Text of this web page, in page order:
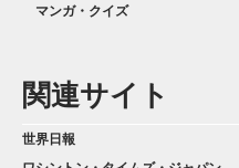
マンガ・クイズ
関連サイト
世界日報